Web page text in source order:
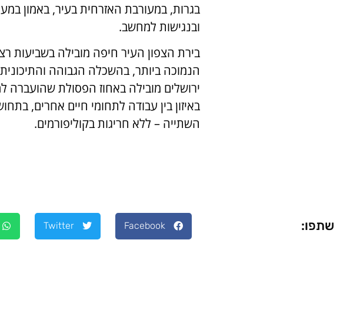
בגרות, במעורבת האזרחית בעיר, באמון
ובנגישות למחשב.
בירת הצפון העיר חיפה מובילה בשביעות
הנמוכה ביותר, בהשכלה הגבוהה
ירושלים מובילה באחוז הפסולת שהועברה
באיזון בין עבודה לתחומי חיים אחרים,
השתייה – ללא חריגות בקוליפורמים.
שתפו: Facebook
Twitter